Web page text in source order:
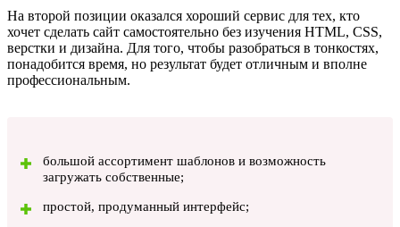
На второй позиции оказался хороший сервис для тех, кто
хочет сделать сайт самостоятельно без изучения HTML, CSS,
верстки и дизайна. Для того, чтобы разобраться в тонкостях,
понадобится время, но результат будет отличным и вполне
профессиональным.
большой ассортимент шаблонов и возможность
загружать собственные;
простой, продуманный интерфейс;